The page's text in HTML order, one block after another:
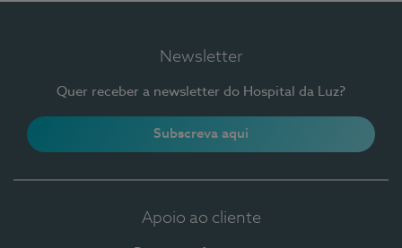
Newsletter
Quer receber a newsletter do Hospital da Luz?
Subscreva aqui
Apoio ao cliente